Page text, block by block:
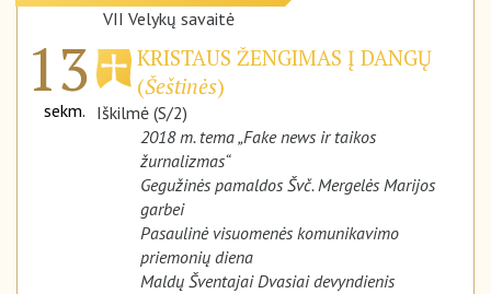
VII Velykų savaitė
13
sekm.
KRISTAUS ŽENGIMAS Į DANGŲ
(Šeštinės)
Iškilmė (S/2)
2018 m. tema „Fake news ir taikos
žurnalizmas“
Gegužinės pamaldos Švč. Mergelės Marijos
garbei
Pasaulinė visuomenės komunikavimo
priemonių diena
Maldų Šventajai Dvasiai devyndienis